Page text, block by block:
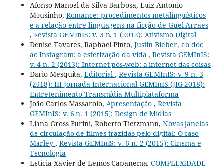
Afonso Manoel da Silva Barbosa, Luiz Antonio
Mousinho, Romance: procedimentos metalinguísticos
e a relação entre linguagens na ficção de Guel Arraes
, Revista GEMInIS: v. 3 n. 1 (2012): Ativismo Digital
Denise Tavares, Raphael Pinto, Justin Bieber, do doc
ao Instagram: a estetização da vida , Revista GEMInIS:
v. 4 n. 2 (2013): Internet pós-web: a internet das coisas
Dario Mesquita, Editorial , Revista GEMInIS: v. 9 n. 3
(2018): III Jornada Internacional GEMInIS (JIG 2018):
Entretenimento Transmídia Multiplataforma
João Carlos Massarolo, Apresentação , Revista
GEMInIS: v. 6 n. 1 (2015): Design de Mídias
Liana Gross Furini, Roberto Tietzmann, Novas janelas
de circulação de filmes trazidas pelo digital: O caso
Marley , Revista GEMInIS: v. 6 n. 2 (2015): Cinema e
Tecnologia
Letícia Xavier de Lemos Capanema, COMPLEXIDADE